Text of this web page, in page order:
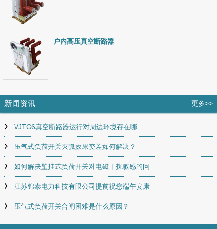
户内高压真空断路器
新闻资讯 更多>>
VJTG6真空断路器运行对周边环境存在哪
压气式负荷开关灭弧效果变差如何解决？
如何解决壁挂式负荷开关对电磁干扰敏感的问
江苏锦泰电力科技有限公司提前祝您端午安康
压气式负荷开关合闸困难是什么原因？